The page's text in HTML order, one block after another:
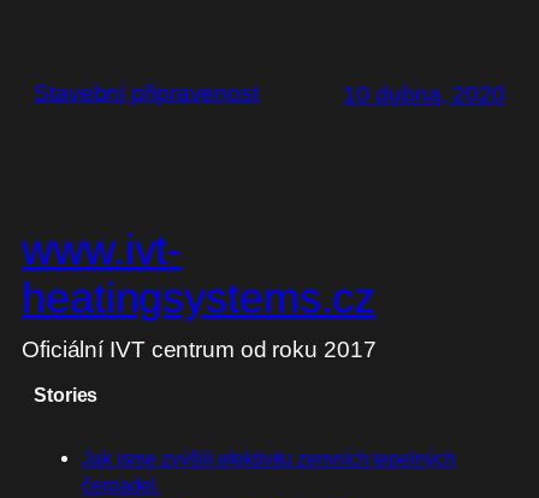
Stavební připravenost 10 dubna, 2020
www.ivt-
heatingsystems.cz
Oficiální IVT centrum od roku 2017
Stories
Jak jsme zvýšili efektivitu zemních tepelných
čerpadel.